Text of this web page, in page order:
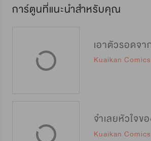
การ์ตูนที่แนะนำสำหรับคุณ
Kuaikan Comics
จำเลยหัวใจข
Kuaikan Comics